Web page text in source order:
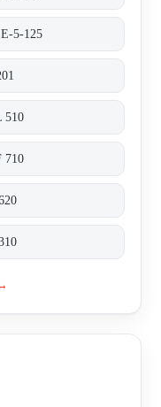
5-125
510
710